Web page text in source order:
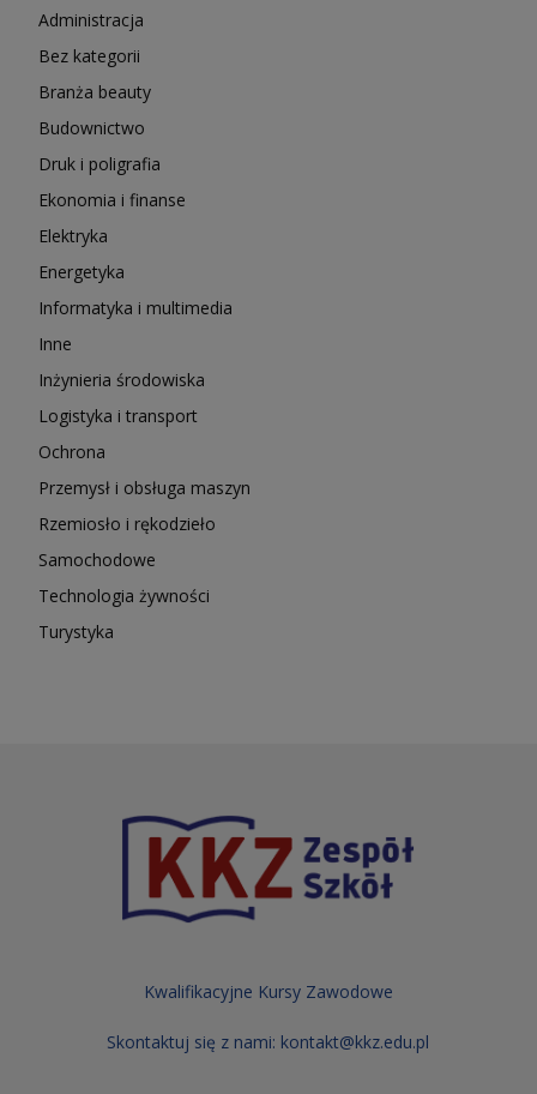
Administracja
Bez kategorii
Branża beauty
Budownictwo
Druk i poligrafia
Ekonomia i finanse
Elektryka
Energetyka
Informatyka i multimedia
Inne
Inżynieria środowiska
Logistyka i transport
Ochrona
Przemysł i obsługa maszyn
Rzemiosło i rękodzieło
Samochodowe
Technologia żywności
Turystyka
Kwalifikacyjne Kursy Zawodowe
Skontaktuj się z nami: kontakt@kkz.edu.pl